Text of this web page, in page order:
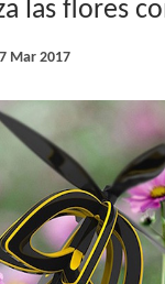
las flores
Mar 2017